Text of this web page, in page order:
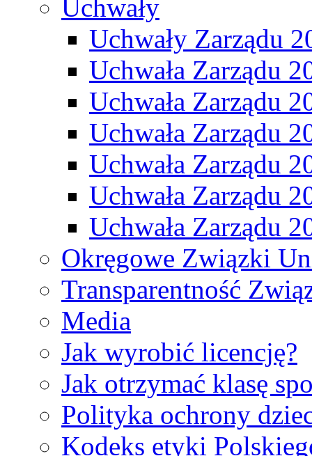
Uchwały
Uchwały Zarządu
Uchwała Zarządu
Uchwała Zarządu
Uchwała Zarządu
Uchwała Zarządu
Uchwała Zarządu
Uchwała Zarządu
Okręgowe Związki
Transparentność
Media
Jak wyrobić licencję?
Jak otrzymać klasę
Polityka ochrony
Kodeks etyki